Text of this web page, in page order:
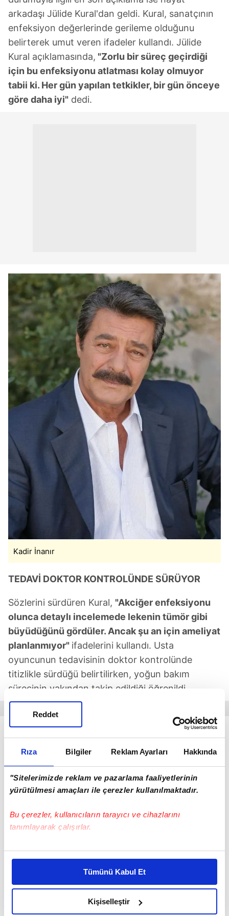
Rıza Bilgiler Reklam Ayarları Hakkında
"Sitelerimizde reklam ve pazarlama faaliyetlerinin
yürütülmesi amaçları ile çerezler kullanılmaktadır.
Bu çerezler, kullanıcıların tarayıcı ve cihazlarını
tanımlayarak çalışırlar.
Bu çerezlere izin vermeniz halinde sizlere özel
daha iyi reklam deneyimi yaşatabiliriz. Bunu yaparken
amacımızın size daha iyi bir reklam deneyimi sunmak
olduğunu ve sizlere en iyi içerikleri sunabilmek adına
elimizden gelen çabayı gösterdiğimizi ve bu noktada,
Tümünü Kabul Et
Kişiselleştir
Reddet
arkadaşı Jülide Kural'dan geldi. Kural, sanatçının
enfeksiyon değerlerinde gerileme olduğunu
belirterek umut veren ifadeler kullandı. Jülide
Kural açıklamasında, "Zorlu bir süreç geçirdiği
için bu enfeksiyonu atlatması kolay olmuyor
tabii ki. Her gün yapılan tetkikler, bir gün önceye
göre daha iyi" dedi.
Kadir İnanır
TEDAVİ DOKTOR KONTROLÜNDE SÜRÜYOR
Sözlerini sürdüren Kural, "Akciğer enfeksiyonu
olunca detaylı incelemede lekenin tümör gibi
büyüdüğünü gördüler. Ancak şu an için ameliyat
planlanmıyor" ifadelerini kullandı. Usta
oyuncunun tedavisinin doktor kontrolünde
titizlikle sürdüğü belirtilirken, yoğun bakım
sürecinin yakından takip edildiği öğrenildi
AKCİĞERİNDEKİ TÜMÖR NEDENİYLE AĞIR
ATLATIYOR
Öte yandan doktorların yaptığı detaylı